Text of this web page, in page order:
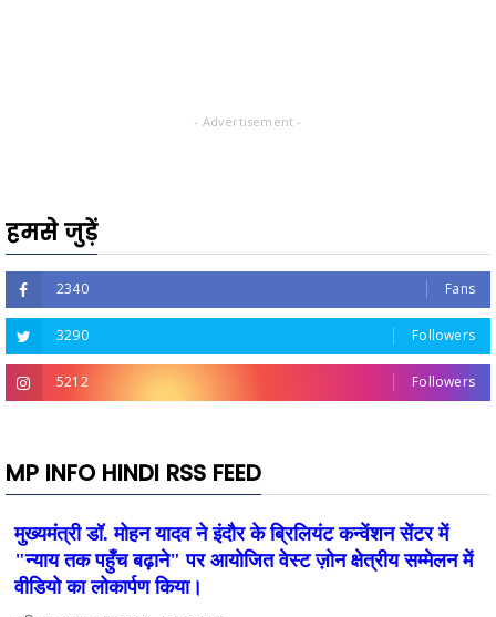
- Advertisement -
हमसे जुड़ें
2340 Fans
3290 Followers
5212 Followers
MP INFO HINDI RSS FEED